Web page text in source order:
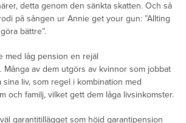
detta genom den sänkta skatten. Och så
på sången ur Annie get your gun: ”Allting
bättre”.
med låg pension en rejäl
Många av dem utgörs av kvinnor som jobbat
liv, som regel i kombination med
och familj, vilket gett dem låga livsinkomster.
garantitillägget som höjd garantipension